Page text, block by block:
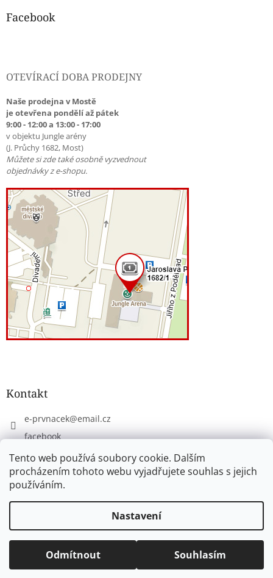
Tento web používá soubory cookie. Dalším
procházením tohoto webu vyjadřujete souhlas s jejich
používáním.
Nastavení
Odmítnout Souhlasím
Facebook
OTEVÍRACÍ DOBA PRODEJNY
Naše prodejna v Mostě
je otevřena pondělí až pátek
9:00 - 12:00 a 13:00 - 17:00
v objektu Jungle arény
(J. Průchy 1682, Most)
Můžete si zde také osobně vyzvednout
objednávky z e-shopu.
Kontakt
e-prvnacek@email.cz
facebook
eprvnacek
Copyright 2026www.e-prvnacek.cz. Všechna práva